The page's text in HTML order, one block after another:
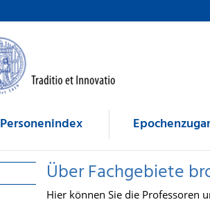
Personenindex
Über Fachgebiete
Hier können Sie die Professoren